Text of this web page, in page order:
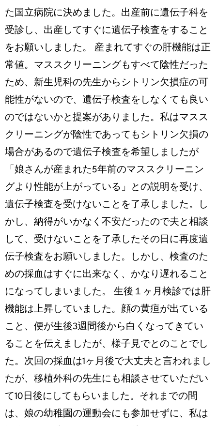
た国立病院に決めました。出産前に遺伝子科を
受診し、出産してすぐに遺伝子検査をすること
をお願いしました。 産まれてすぐの肝機能は正
常値。マススクリーニングもすべて陰性だった
ため、新生児科の先生からシトリン欠損症の可
能性がないので、遺伝子検査をしなくても良い
のではないかと提案がありました。私はマスス
クリーニングが陰性であってもシトリン欠損の
場合があるので遺伝子検査を希望しましたが
「娘さんが産まれた5年前のマススクリーニン
グより性能が上がっている」との説明を受け、
遺伝子検査を受けないことを了承しました。し
かし、納得がいかなく不安だったので夫と相談
して、受けないことを了承したその日に再度遺
伝子検査をお願いしました。しかし、検査のた
めの採血はすぐに出来なく、かなり遅れること
になってしまいました。 生後１ヶ月検診では肝
機能は上昇していました。顔の黄疸が出ている
こと、便が生後3週間後から白くなってきてい
ることを伝えましたが、様子見でとのことでし
た。次回の採血は1ヶ月後で大丈夫と言われまし
たが、移植外科の先生にも相談させていただい
て10日後にしてもらいました。それまでの間
は、娘の幼稚園の運動会にも参加せずに、私は